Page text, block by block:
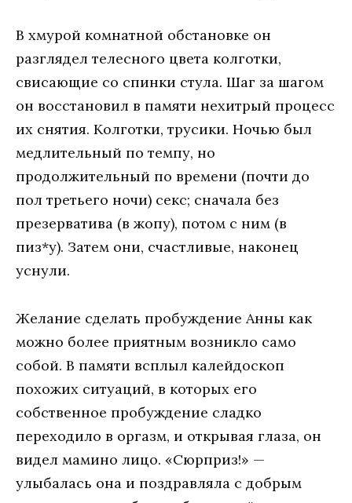
В хмурой комнатной обстановке он
разглядел телесного цвета колготки,
свисающие со спинки стула. Шаг за шагом
он восстановил в памяти нехитрый процесс
их снятия. Колготки, трусики. Ночью был
медлительный по темпу, но
продолжительный по времени (почти до
пол третьего ночи) секс; сначала без
презерватива (в жопу), потом с ним (в
пиз*у). Затем они, счастливые, наконец
уснули.
Желание сделать пробуждение Анны как
можно более приятным возникло само
собой. В памяти всплыл калейдоскоп
похожих ситуаций, в которых его
собственное пробуждение сладко
переходило в оргазм, и открывая глаза, он
видел мамино лицо. «Сюрприз!» —
улыбалась она и поздравляла с добрым